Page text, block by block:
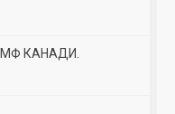
КАНАДИ.